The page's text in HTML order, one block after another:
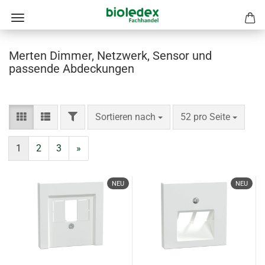
Merten Dimmer, Netzwerk, Sensor und
passende Abdeckungen
FILTERSortieren nach
Sortieren nach 52 pro Seite
pro Seite
1 2 3 »
NEU NEU